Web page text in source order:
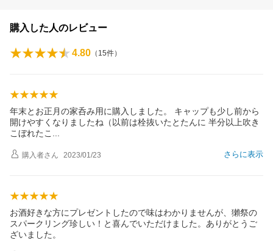
購入した人のレビュー
4.80 （ 15件）
年末とお正月の家呑み用に購入しました。 キャップも少し前から
開けやすくなりましたね（以前は栓抜いたとたんに 半分以上吹き
こぼれた こ
さらに表示
購入者さん 2023/01/23
お酒好きな方にプレゼントしたので味はわかりませんが、獺祭の
スパークリング珍しい！と喜んでいただけました。ありがとうご
ざいました。